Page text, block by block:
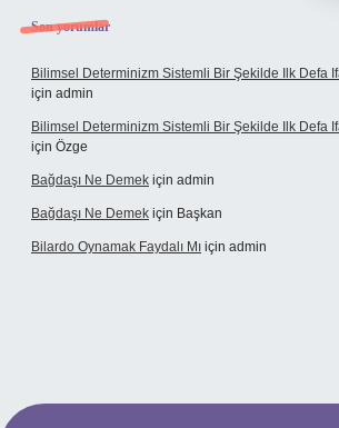
Son yorumlar
Bilimsel Determinizm Sistemli Bir Şekilde Ilk Defa
için admin
Bilimsel Determinizm Sistemli Bir Şekilde Ilk Defa
için Özge
Bağdaşı Ne Demek için admin
Bağdaşı Ne Demek için Başkan
Bilardo Oynamak Faydalı Mı için admin
bahis sitesi